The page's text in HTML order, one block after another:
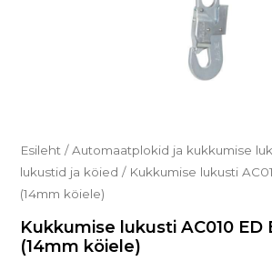
Esileht /Automaatplokid ja kukkumise
lukustid ja köied / Kukkumise lukusti
(14mm köiele)
Kukkumise lukusti AC010 ED
(14mm köiele)